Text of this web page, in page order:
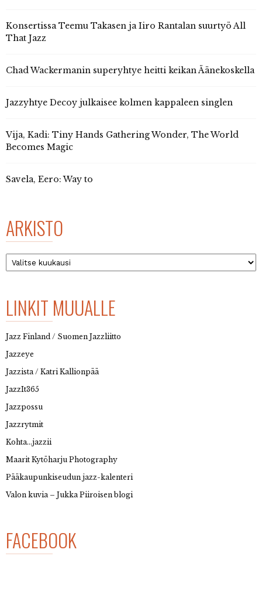
Konsertissa Teemu Takasen ja Iiro Rantalan suurtyö All
That Jazz
Chad Wackermanin superyhtye heitti keikan Äänekoskella
Jazzyhtye Decoy julkaisee kolmen kappaleen singlen
Vija, Kadi: Tiny Hands Gathering Wonder, The World
Becomes Magic
Savela, Eero: Way to
ARKISTO
Arkisto
LINKIT MUUALLE
Jazz Finland / Suomen Jazzliitto
Jazzeye
Jazzista / Katri Kallionpää
JazzIt365
Jazzpossu
Jazzrytmit
Kohta…jazzii
Maarit Kytöharju Photography
Pääkaupunkiseudun jazz-kalenteri
Valon kuvia – Jukka Piiroisen blogi
FACEBOOK